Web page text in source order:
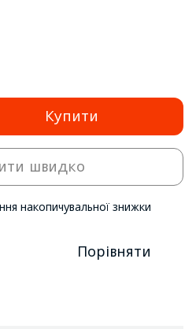
Купити
швидко
накопичувальної знижки
Порівняти